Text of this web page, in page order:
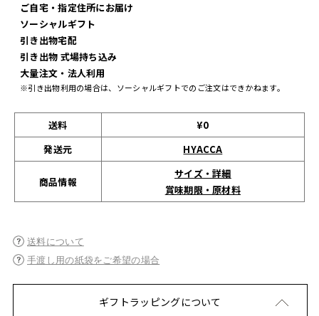
ご自宅・指定住所にお届け
ソーシャルギフト
引き出物宅配
引き出物 式場持ち込み
大量注文・法人利用
※引き出物利用の場合は、ソーシャルギフトでのご注文はできかねます。
送料
¥0
発送元
HYACCA
商品情報
サイズ・詳細
賞味期限・原材料
送料について
手渡し用の紙袋をご希望の場合
ギフトラッピングについて